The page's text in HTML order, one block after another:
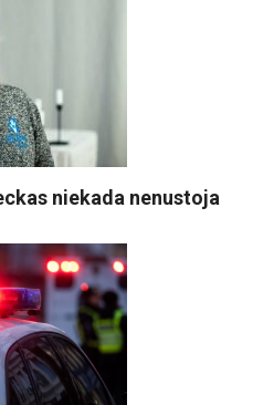
niekada nenustoja